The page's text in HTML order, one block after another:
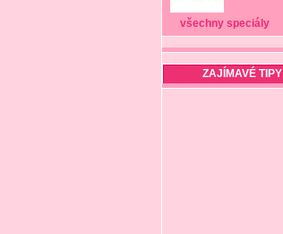
všechny speciály
ZAJÍMAVÉ TIPY